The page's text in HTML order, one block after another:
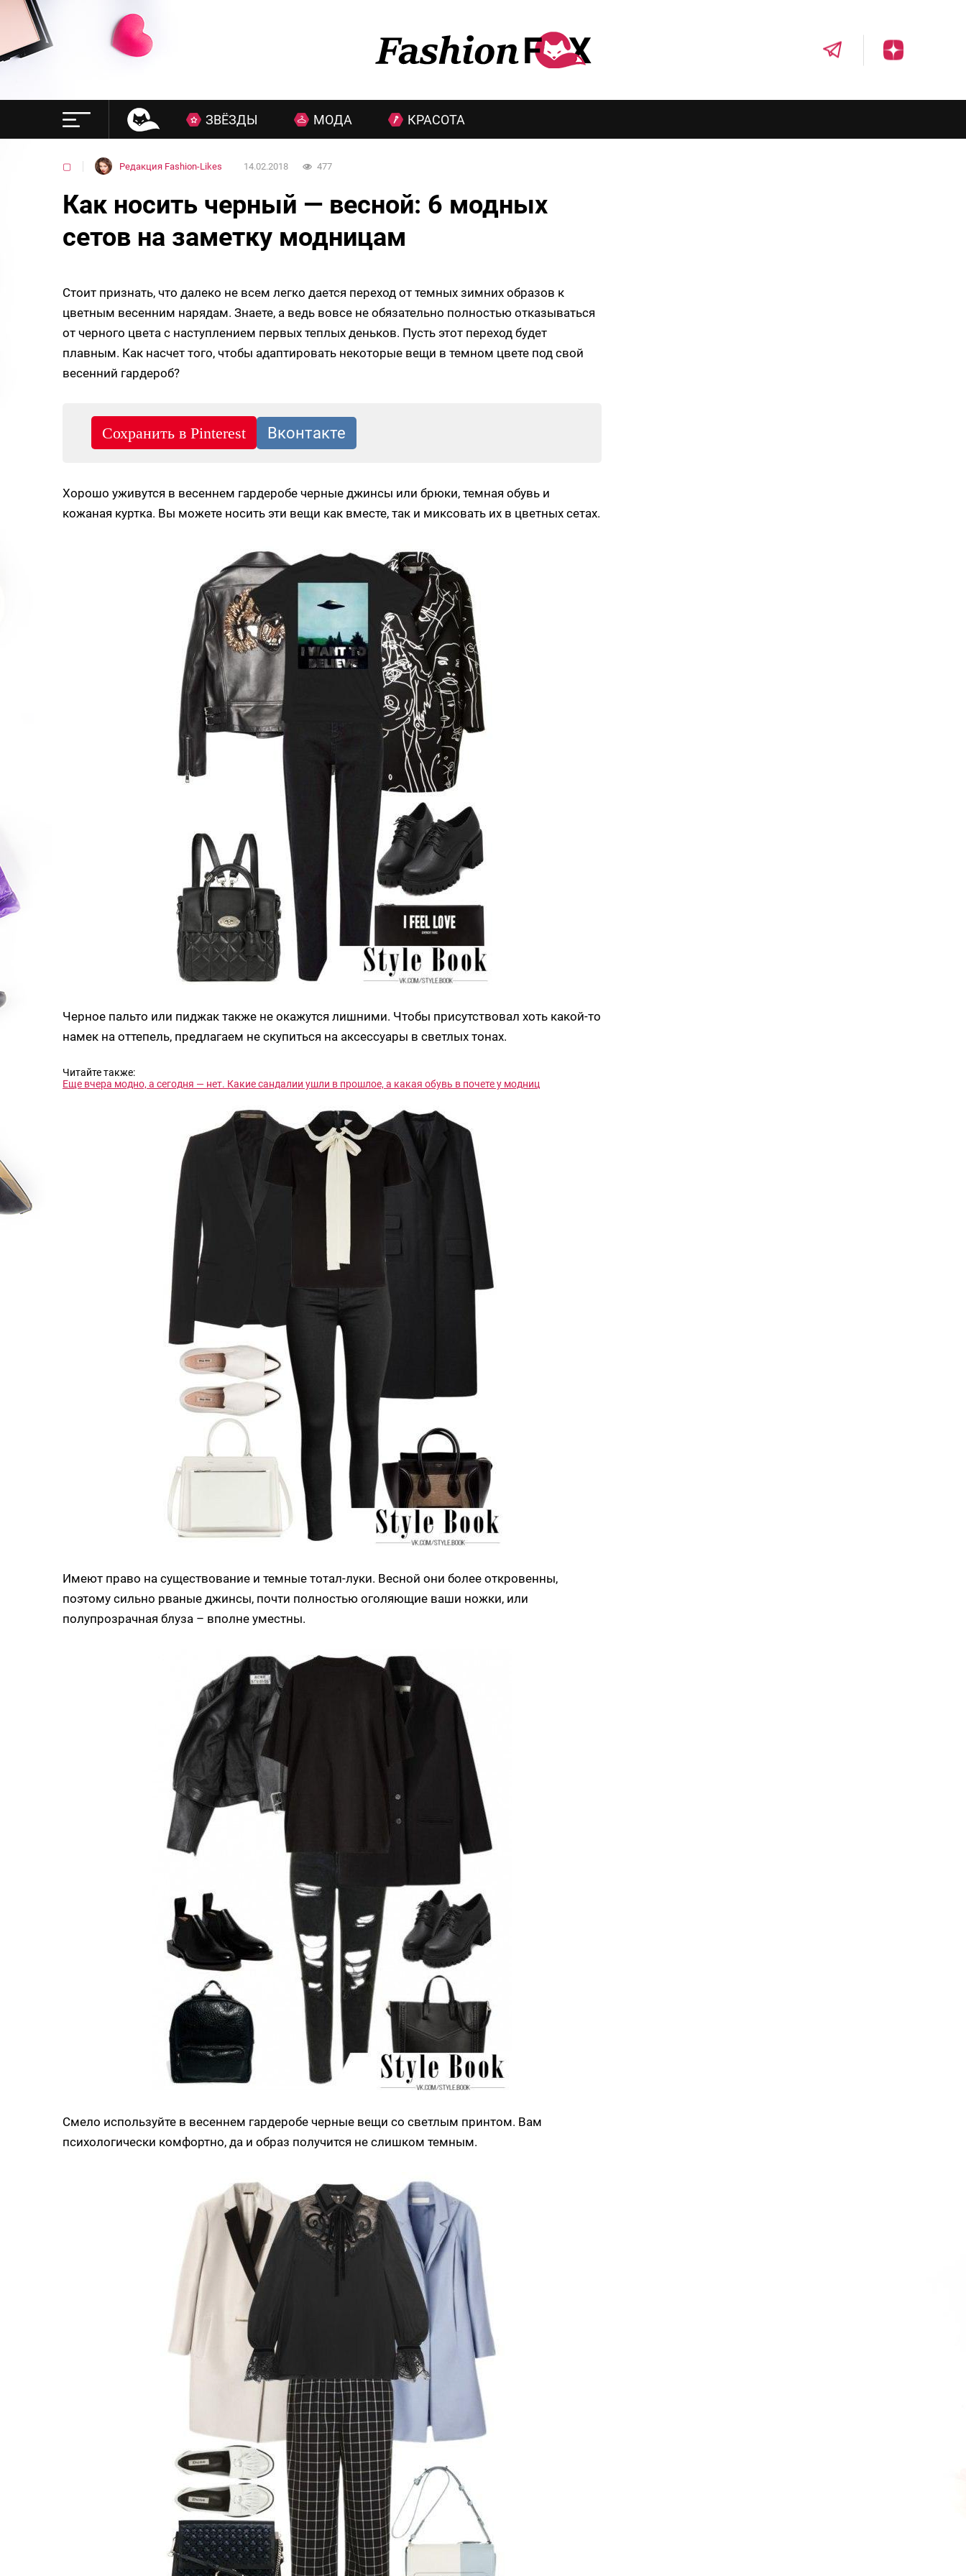
ЗВЁЗДЫ МОДА КРАСОТА
▢ Редакция Fashion-Likes 14.02.2018 477
Как носить черный — весной: 6 модных
сетов на заметку модницам
Стоит признать, что далеко не всем легко дается переход от темных зимних образов к
цветным весенним нарядам. Знаете, а ведь вовсе не обязательно полностью отказываться
от черного цвета с наступлением первых теплых деньков. Пусть этот переход будет
плавным. Как насчет того, чтобы адаптировать некоторые вещи в темном цвете под свой
весенний гардероб?
Хорошо уживутся в весеннем гардеробе черные джинсы или брюки, темная обувь и
кожаная куртка. Вы можете носить эти вещи как вместе, так и миксовать их в цветных сетах.
Черное пальто или пиджак также не окажутся лишними. Чтобы присутствовал хоть какой-то
намек на оттепель, предлагаем не скупиться на аксессуары в светлых тонах.
Читайте также:
Еще вчера модно, а сегодня — нет. Какие сандалии ушли в прошлое, а какая обувь в почете у модниц
Имеют право на существование и темные тотал-луки. Весной они более откровенны,
поэтому сильно рваные джинсы, почти полностью оголяющие ваши ножки, или
полупрозрачная блуза – вполне уместны.
Смело используйте в весеннем гардеробе черные вещи со светлым принтом. Вам
психологически комфортно, да и образ получится не слишком темным.